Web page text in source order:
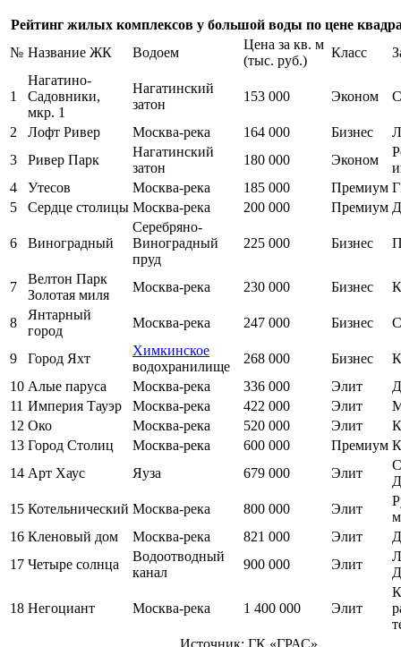
Рейтинг жилых комплексов у большой воды по цене
№ Название ЖК Водоем
Цена за кв. м
(тыс. руб.)
Класс
1
Нагатино-
Садовники,
мкр. 1
Нагатинский
затон
153 000 Эконом
2 Лофт Ривер Москва-река 164 000 Бизнес
3
Ривер Парк
Нагатинский
затон
180 000 Эконом
4
Утесов Москва-река 185 000 Премиум
5
Сердце столицы Москва-река 200 000 Премиум
6 Виноградный
Серебряно-
Виноградный
пруд
225 000 Бизнес
7
Велтон Парк
Золотая миля
Москва-река 230 000 Бизнес
8
Янтарный
город
Москва-река 247 000 Бизнес
9 Город Яхт
Химкинское
водохранилище
268 000 Бизнес
10 Алые паруса Москва-река 336 000 Элит
11 Империя Тауэр Москва-река 422 000 Элит
12 Око Москва-река 520 000 Элит
13 Город Столиц Москва-река 600 000 Премиум
14 Арт Хаус Яуза 679 000 Элит
15 Котельнический Москва-река 800 000 Элит
16 Кленовый дом Москва-река 821 000 Элит
17 Четыре солнца
Водоотводный
канал
900 000 Элит
18 Негоциант Москва-река 1 400 000 Элит
Источник: ГК «ГРАС»